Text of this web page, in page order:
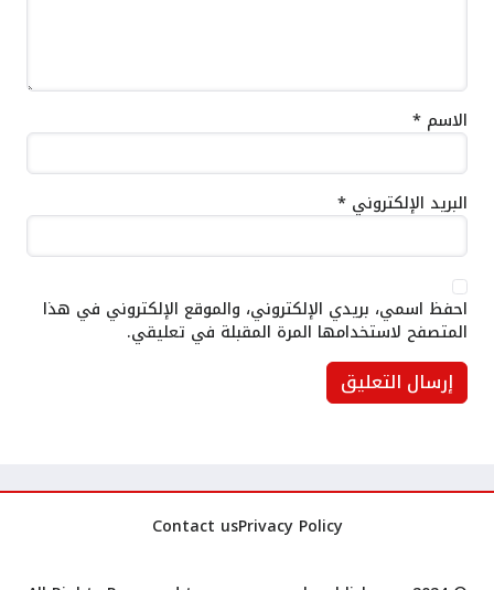
الاسم *
البريد الإلكتروني *
احفظ اسمي، بريدي الإلكتروني، والموقع الإلكتروني في هذا
المتصفح لاستخدامها المرة المقبلة في تعليقي.
Privacy Policy
Contact us